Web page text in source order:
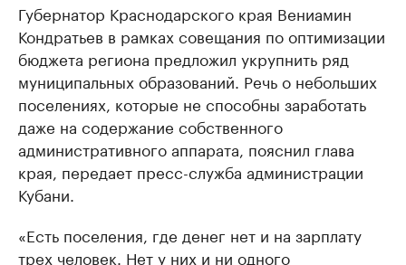
Губернатор Краснодарского края Вениамин
Кондратьев в рамках совещания по оптимизации
бюджета региона предложил укрупнить ряд
муниципальных образований. Речь о небольших
поселениях, которые не способны заработать
даже на содержание собственного
административного аппарата, пояснил глава
края, передает пресс-служба администрации
Кубани.
«Есть поселения, где денег нет и на зарплату
трех человек. Нет у них и ни одного